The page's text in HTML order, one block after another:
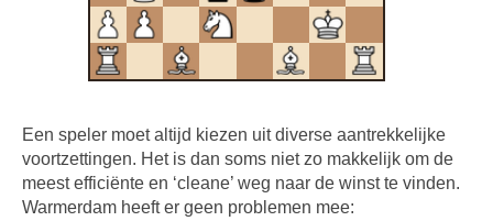
Een speler moet altijd kiezen uit diverse aantrekkelijke
voortzettingen. Het is dan soms niet zo makkelijk om de
meest efficiënte en ‘cleane’ weg naar de winst te vinden.
Warmerdam heeft er geen problemen mee: